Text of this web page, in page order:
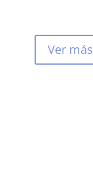
Ver más